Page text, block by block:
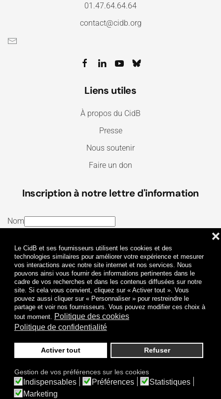
Le CidB et ses fournisseurs utilisent les cookies et des
technologies similaires pour améliorer votre expérience et mesurer
vos interactions avec notre site internet et nos services. Nous
pouvons ainsi vous fournir des informations pertinentes dans le
cadre de vos recherches et dans les contenus diffusées sur notre
site. Si cela vous convient, cliquez sur « Activer tout ». Vous
pouvez aussi cliquer sur « Personnaliser » pour restreindre le
partage et voir nos fournisseurs. Vous pouvez modifier ces choix à
tout moment. Politique des cookies
Politique de confidentialité
Activer tout Refuser
❌
Gestion de vos préférences sur les cookies
Indispensables Préférences
Statistiques
Marketing
01.47.64.64.64
contact@cidb.org
Liens utiles
À propos du CidB
Presse
Nous soutenir
Faire un don
Inscription à notre lettre d'information
Nom
J’ai lu et j’accepte lesTermes et conditionset la
Politique de confidentialité
Je m'abonne
© 2009-2026 CidB. Tous droits réservés.